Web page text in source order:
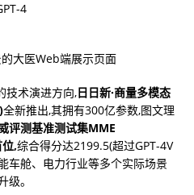
4
大医Web端展示页面
技术演进方向,日日新·商量多模态
)全新推出,其拥有300亿参数,图文理
评测基准测试集MME
,综合得分达2199.5(超过GPT-4V
车舱、电力行业等多个实际场景
。